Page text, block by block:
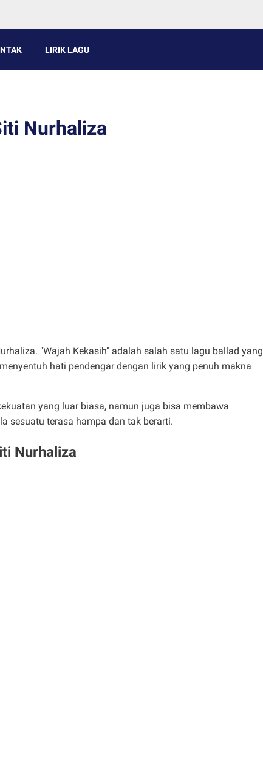
LIRIK LAGU
Nurhaliza
"Wajah Kekasih" adalah salah satu lagu ballad yang
hati pendengar dengan lirik yang penuh makna
yang luar biasa, namun juga bisa membawa
sesuatu terasa hampa dan tak berarti.
Nurhaliza